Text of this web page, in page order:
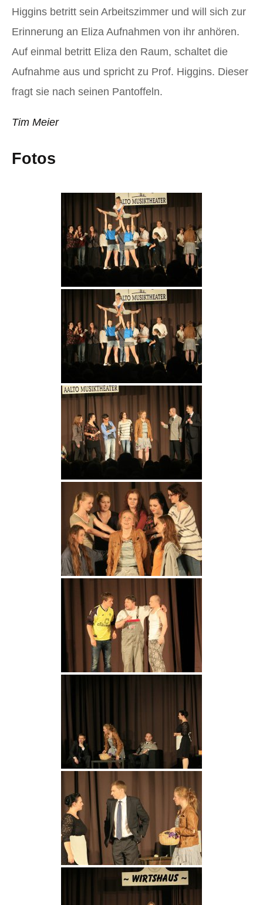
Higgins betritt sein Arbeitszimmer und will sich zur
Erinnerung an Eliza Aufnahmen von ihr anhören.
Auf einmal betritt Eliza den Raum, schaltet die
Aufnahme aus und spricht zu Prof. Higgins. Dieser
fragt sie nach seinen Pantoffeln.
Tim Meier
Fotos